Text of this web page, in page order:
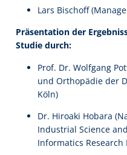
Lars Bischoff
Präsentation der
Studie durch:
Prof. Dr. Wolfgang
und Orthopädie der
Köln)
Dr. Hiroaki Hobara
Industrial Science
Informatics Research